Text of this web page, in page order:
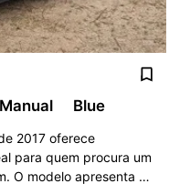
Manual Blue
2017 oferece
para quem procura um
O modelo apresenta …